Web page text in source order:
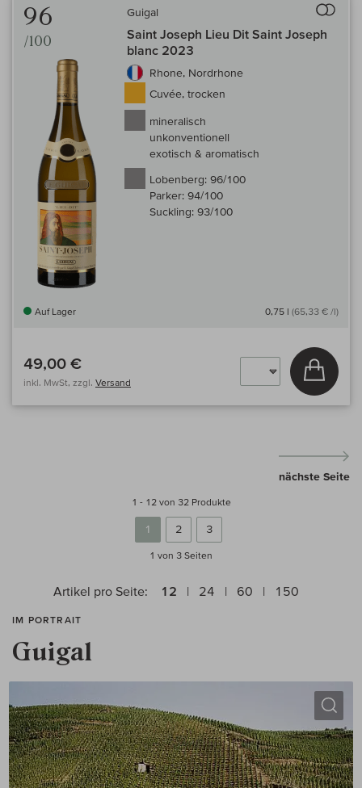
96
/100
Guigal
Saint Joseph Lieu Dit Saint Joseph
blanc 2023
Rhone, Nordrhone
Cuvée, trocken
mineralisch
unkonventionell
exotisch & aromatisch
Lobenberg: 96/100
Parker: 94/100
Suckling: 93/100
Auf Lager 0,75 l (65,33 € /l)
49,00 €
inkl. MwSt, zzgl. Versand
In
1 - 12 von 32 Produkte
1 2 3
nächste Seite
1 von 3 Seiten
Artikel pro Seite: 12 24 60 150
IM PORTRAIT
Guigal